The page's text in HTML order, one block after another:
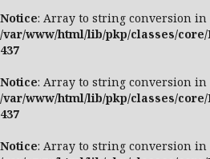
Notice: Array to string conversion in
/var/www/html/lib/pkp/classes/
437
Notice: Array to string conversion in
/var/www/html/lib/pkp/classes/
437
Notice: Array to string conversion in